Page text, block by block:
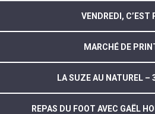
VENDREDI, C’EST
MARCHÉ DE
LA SUZE AU NATUREL –
REPAS DU FOOT AVEC GAËL